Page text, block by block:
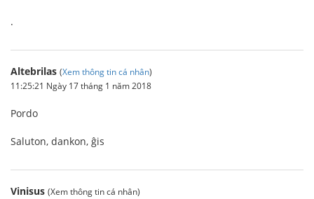
.
Altebrilas (Xem thông tin cá nhân)
11:25:21 Ngày 17 tháng 1 năm 2018
Pordo
Saluton, dankon, ĝis
Vinisus (Xem thông tin cá nhân)